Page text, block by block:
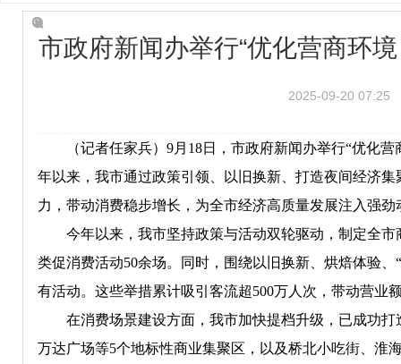
市政府新闻办举行“优化营商环
2025-09-20 07:25
（记者任家兵）9月18日，市政府新闻办举行“优化营
年以来，我市通过政策引领、以旧换新、打造夜间经济
力，带动消费稳步增长，为全市经济高质量发展注入强劲
今年以来，我市坚持政策与活动双轮驱动，制定全市
类促消费活动50余场。同时，围绕以旧换新、烘焙体验
有活动。这些举措累计吸引客流超500万人次，带动营业
在消费场景建设方面，我市加快提档升级，已成功打
万达广场等5个地标性商业集聚区，以及桥北小吃街、淮